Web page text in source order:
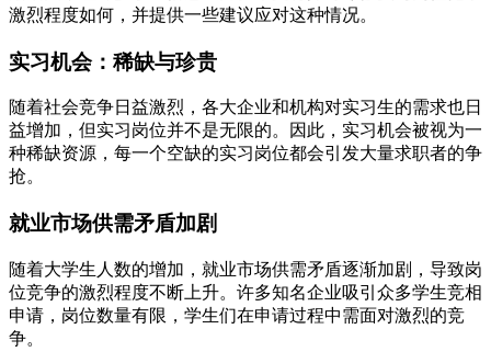
激烈程度如何，并提供一些建议应对这种情况。
实习机会：稀缺与珍贵
随着社会竞争日益激烈，各大企业和机构对实习生的需求也日
益增加，但实习岗位并不是无限的。因此，实习机会被视为一
种稀缺资源，每一个空缺的实习岗位都会引发大量求职者的争
抢。
就业市场供需矛盾加剧
随着大学生人数的增加，就业市场供需矛盾逐渐加剧，导致岗
位竞争的激烈程度不断上升。许多知名企业吸引众多学生竞相
申请，岗位数量有限，学生们在申请过程中需面对激烈的竞
争。